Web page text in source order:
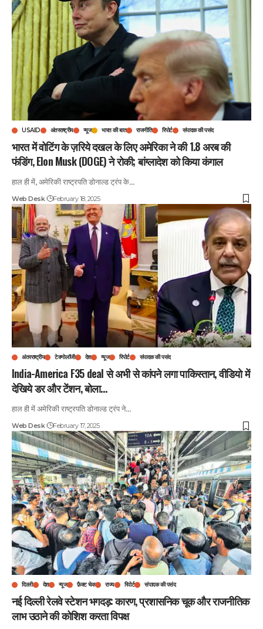
USAID अंतरराष्ट्रीय न्यूज भारत की बात राजनीति रिपोर्ट संपादक की पसंद
भारत में वोटिंग के ज़रिये दखल के लिए अमेरिका ने की 1.8 अरब की
फंडिंग, Elon Musk (DOGE) ने रोकी; बांग्लादेश को किया कंगाल
हाल ही में, अमेरिकी राष्ट्रपति डोनाल्ड ट्रंप के…
Web Desk February 18, 2025
अंतरराष्ट्रीय टेक्नोलॉजी देश न्यूज रिपोर्ट संपादक की पसंद
India-America F35 deal से अभी से कांपने लगा पाकिस्तान, वीडियो में
देखिये डर और टेंशन, बोला…
हाल ही में अमेरिकी राष्ट्रपति डोनाल्ड ट्रंप ने…
Web Desk February 17, 2025
दिल्ली देश न्यूज फ़ैक्ट चेक राज्य रिपोर्ट संपादक की पसंद
नई दिल्ली रेलवे स्टेशन भगदड़: कारण, प्रशासनिक चूक और राजनीतिक
लाभ उठाने की कोशिश करता विपक्ष